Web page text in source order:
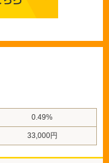
0.49%
33,000円